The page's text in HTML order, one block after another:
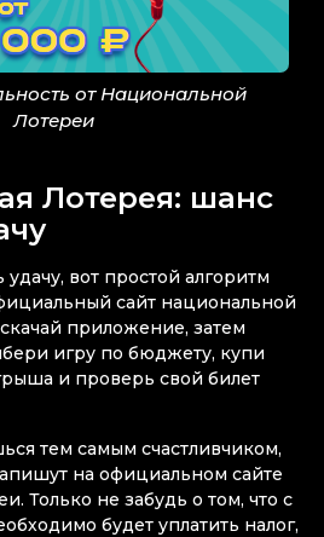
от Национальной
Лотереи
Лотерея: шанс
вот простой алгоритм
сайт национальной
приложение, затем
игру по бюджету, купи
и проверь свой билет
тем самым счастливчиком,
на официальном сайте
Только не забудь о том, что с
будет уплатить налог,